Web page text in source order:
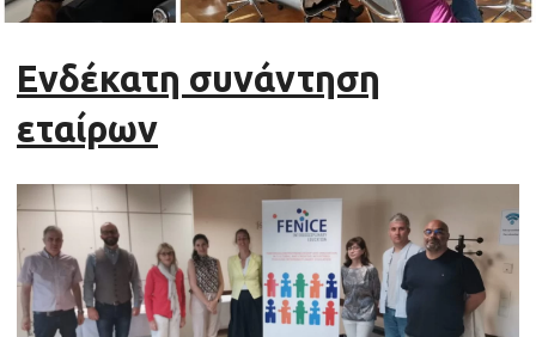
Ενδέκατη συνάντηση
εταίρων